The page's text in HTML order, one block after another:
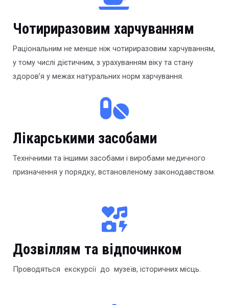
Чотириразовим харчуванням
Раціональним не менше ніж чотириразовим харчуванням,
у тому числі дієтичним, з урахуванням віку та стану
здоров’я у межах натуральних норм харчування.
Лікарськими засобами
Технічними та іншими засобами і виробами медичного
призначення у порядку, встановленому законодавством.
Дозвіллям та відпочинком
Проводяться екскурсії до музеїв, історичних місць.